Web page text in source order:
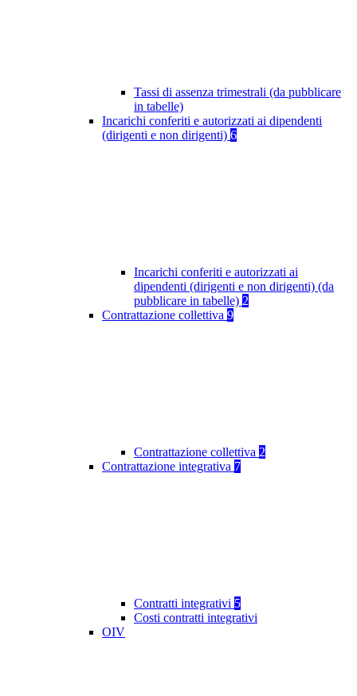
Tassi di assenza trimestrali (da pubblicare
in tabelle)
Incarichi conferiti e autorizzati ai dipendenti
(dirigenti e non dirigenti) 6
Incarichi conferiti e autorizzati ai
dipendenti (dirigenti e non dirigenti) (da
pubblicare in tabelle) 2
Contrattazione collettiva 9
Contrattazione collettiva 2
Contrattazione integrativa 7
Contratti integrativi 5
Costi contratti integrativi
OIV